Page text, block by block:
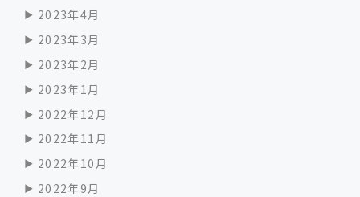
2023年4月
2023年3月
2023年2月
2023年1月
2022年12月
2022年11月
2022年10月
2022年9月